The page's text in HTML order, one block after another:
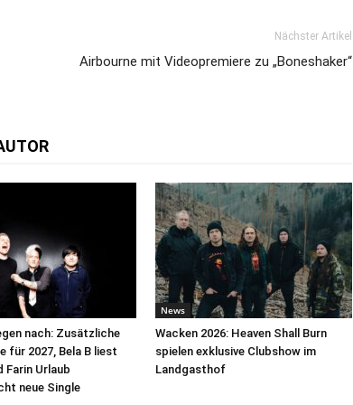
Nächster Artikel
Airbourne mit Videopremiere zu „Boneshaker“
nach: Zusätzliche
für 2027, Bela B liest
Farin Urlaub
neue Single
News
Wacken 2026: Heaven Shall Burn
spielen exklusive Clubshow im
Landgasthof